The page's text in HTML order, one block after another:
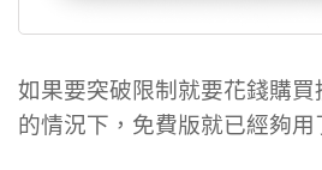
如果要突破限制就要花錢購
的情況下，免費版就已經夠用